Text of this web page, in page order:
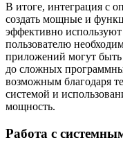
В итоге, интеграция с
создать мощные и
эффективно
пользователю
приложений могут
до сложных
возможным благодаря
системой и
мощность.
Работа с